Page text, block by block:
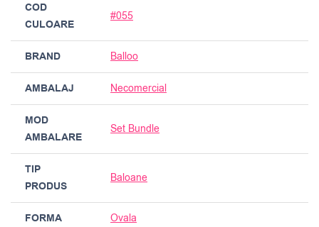
COD
CULOARE
#055
BRAND Balloo
AMBALAJ Necomercial
MOD
AMBALARE
Set Bundle
TIP
PRODUS
Baloane
FORMA Ovala